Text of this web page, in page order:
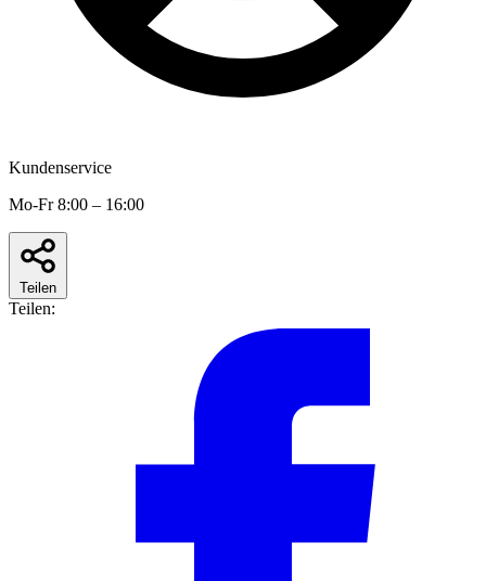
Kundenservice
Mo-Fr 8:00 – 16:00
Teilen
Teilen: